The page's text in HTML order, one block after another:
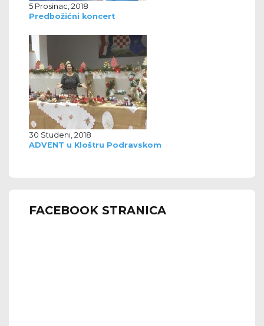
5 Prosinac, 2018
Predbožićni koncert
30 Studeni, 2018
ADVENT u Kloštru Podravskom
FACEBOOK STRANICA